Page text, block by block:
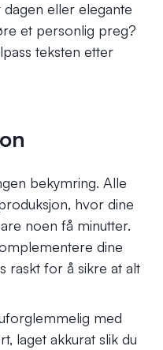
eller elegante
et personlig preg?
teksten etter
bekymring. Alle
hvor dine
noen få minutter.
dine
raskt for å sikre at alt
med
laget akkurat slik du